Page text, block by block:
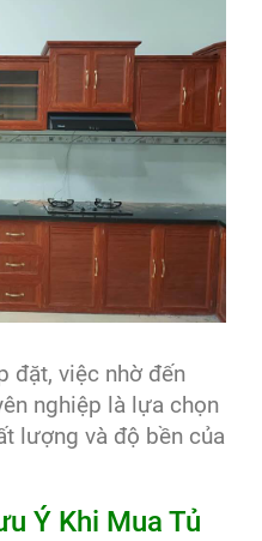
đặt, việc nhờ đến
nghiệp là lựa chọn
lượng và độ bền của
Ý Khi Mua Tủ